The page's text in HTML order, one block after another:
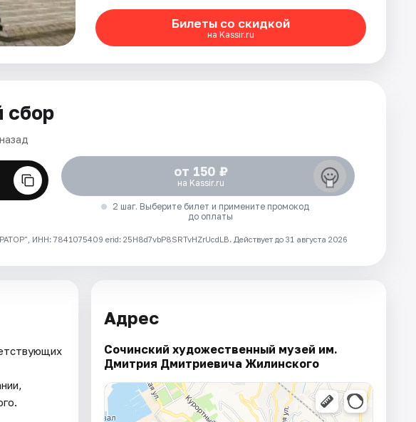
Билеты со скидкой
на Kassir.ru
сбор
от 150 ₽
на Kassir.ru
2 шаг. Выберите билет и примените промокод
до оплаты
ИНН: 7841075409 erid: 25H8d7vbP8SRTvHZrUcdLB. Действует до 31 августа 2026
Адрес
Сочинский художественный музей им.
Дмитрия Дмитриевича Жилинского